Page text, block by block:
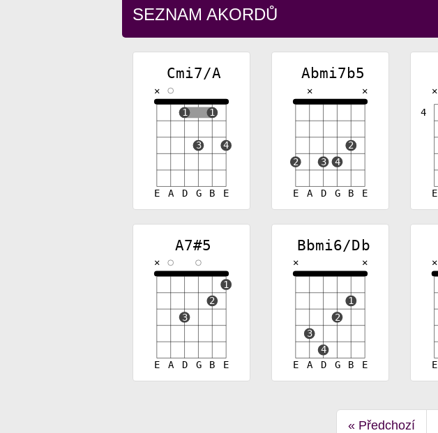
SEZNAM AKORDŮ
Cmi7/A
E A D G B E
✕
1
3
1
4
Abmi7b5
E A D G B E
2
✕
3 4
2
✕
4
E
✕
A7#5
E A D G B E
✕
3
2
1
Bbmi6/Db
E A D G B E
✕
3
4
2
1
✕
E
✕
« Předchozí